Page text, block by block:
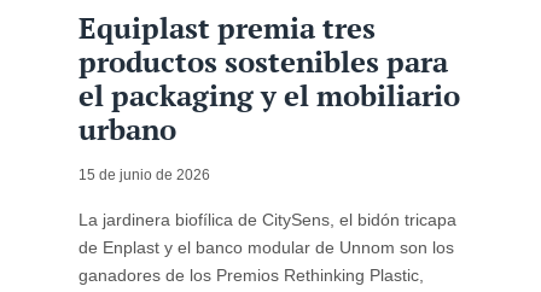
Equiplast premia tres
productos sostenibles para
el packaging y el mobiliario
urbano
15 de junio de 2026
La jardinera biofílica de CitySens, el bidón tricapa
de Enplast y el banco modular de Unnom son los
ganadores de los Premios Rethinking Plastic,